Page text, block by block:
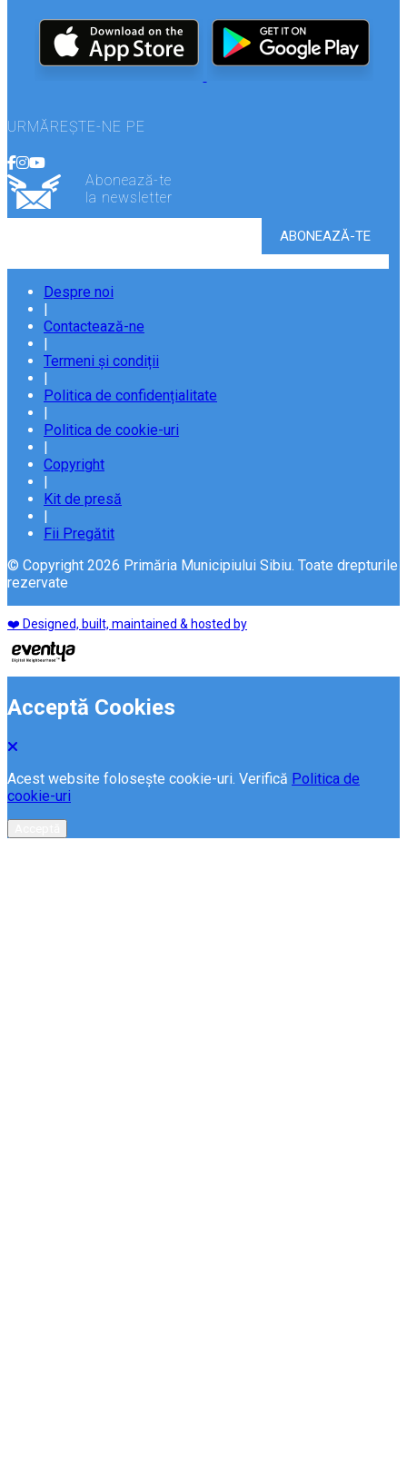
URMĂREȘTE-NE PE
Abonează-te
la newsletter
Despre noi
Contactează-ne
Termeni și condiții
Politica de confidențialitate
Politica de cookie-uri
Copyright
Kit de presă
Fii Pregătit
© Copyright 2026 Primăria Municipiului Sibiu. Toate drepturile
rezervate
❤️ Designed, built, maintained & hosted by
Acceptă Cookies
Acest website folosește cookie-uri. Verifică Politica de
cookie-uri